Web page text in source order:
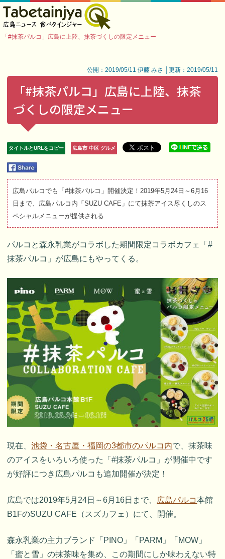
「#抹茶パルコ」広島に上陸、抹茶づくしの限定メニュー
公開：2019/05/11 伊藤 みさ │更新：2019/05/11
「#抹茶パルコ」広島に上陸、抹茶
づくしの限定メニュー
タイトルとURLをコピー 広島市 中区 グルメ
広島パルコでも「#抹茶パルコ」開催決定！2019年5月24日～6月16
日まで、広島パルコ内「SUZU CAFE」にて抹茶アイス尽くしのス
ペシャルメニューが提供される
パルコと森永乳業がコラボした期間限定コラボカフェ「#
抹茶パルコ」が広島にもやってくる。
現在、池袋・名古屋・福岡の3都市のパルコ内で、抹茶味
のアイスをいろいろ使った「#抹茶パルコ」が開催中です
が好評につき広島パルコも追加開催が決定！
広島では2019年5月24日～6月16日まで、 広島パルコ本館
B1FのSUZU CAFE（スズカフェ）にて、開催。
森永乳業の主力ブランド「PINO」「PARM」「MOW」
「蜜と雪」の抹茶味を集め、この期間にしか味わえない特